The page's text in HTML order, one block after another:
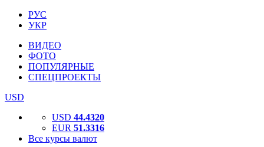
РУС
УКР
ВИДЕО
ФОТО
ПОПУЛЯРНЫЕ
СПЕЦПРОЕКТЫ
USD
USD 44.4320
EUR 51.3316
Все курсы валют